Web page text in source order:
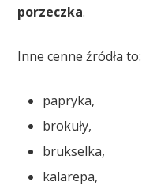
porzeczka.
Inne cenne źródła to:
papryka,
brokuły,
brukselka,
kalarepa,